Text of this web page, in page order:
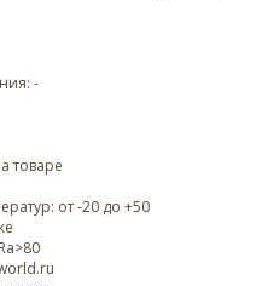
-
товаре
от -20 до +50